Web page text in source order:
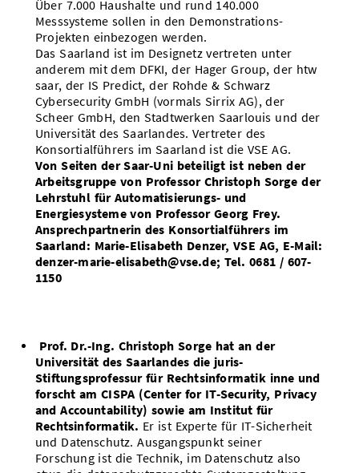
Über 7.000 Haushalte und rund 140.000
Messsysteme sollen in den Demonstrations-
Projekten einbezogen werden.
Das Saarland ist im Designetz vertreten unter
anderem mit dem DFKI, der Hager Group, der htw
saar, der IS Predict, der Rohde & Schwarz
Cybersecurity GmbH (vormals Sirrix AG), der
Scheer GmbH, den Stadtwerken Saarlouis und der
Universität des Saarlandes. Vertreter des
Konsortialführers im Saarland ist die VSE AG.
Von Seiten der Saar-Uni beteiligt ist neben der
Arbeitsgruppe von Professor Christoph Sorge der
Lehrstuhl für Automatisierungs- und
Energiesysteme von Professor Georg Frey.
Ansprechpartnerin des Konsortialführers im
Saarland: Marie-Elisabeth Denzer, VSE AG, E-Mail:
denzer-marie-elisabeth@vse.de; Tel. 0681 / 607-
1150
Prof. Dr.-Ing. Christoph Sorge hat an der
Universität des Saarlandes die juris-
Stiftungsprofessur für Rechtsinformatik inne und
forscht am CISPA (Center for IT-Security, Privacy
and Accountability) sowie am Institut für
Rechtsinformatik. Er ist Experte für IT-Sicherheit
und Datenschutz. Ausgangspunkt seiner
Forschung ist die Technik, im Datenschutz also